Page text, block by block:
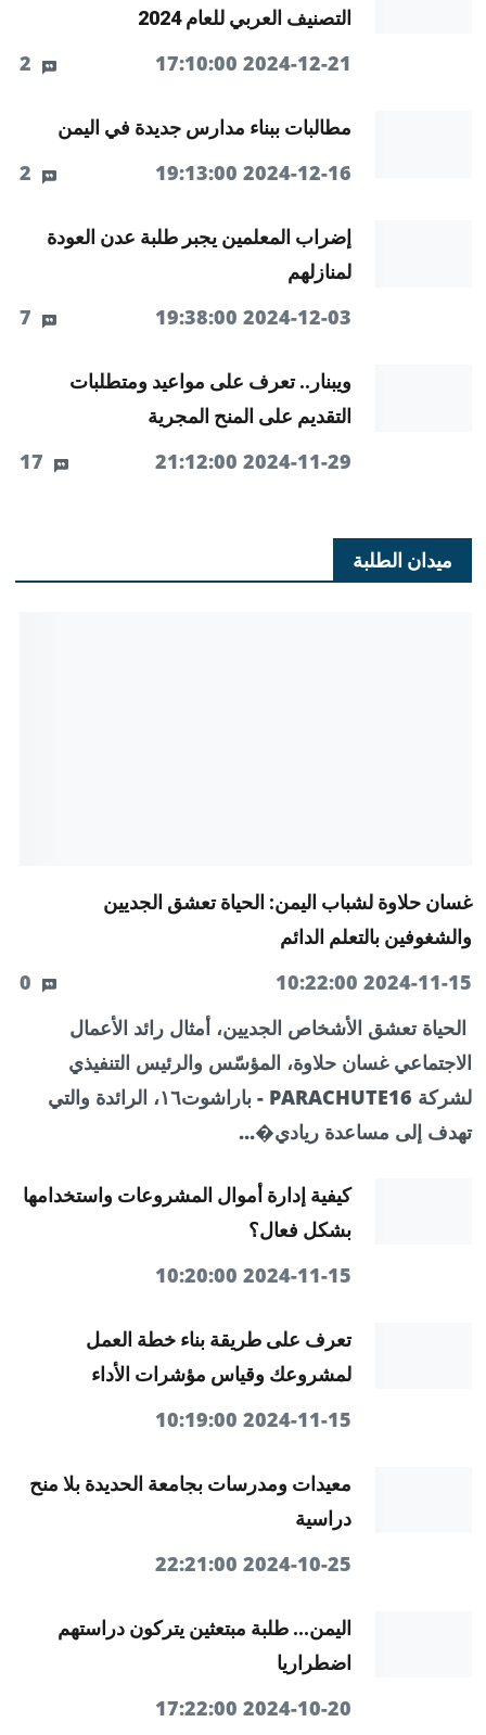
التصنيف العربي للعام 2024
2024-12-21 17:10:00
مطالبات ببناء مدارس جديدة في اليمن
2024-12-16 19:13:00
إضراب المعلمين يجبر طلبة عدن العودة
لمنازلهم
2024-12-03 19:38:00
ويبنار.. تعرف على مواعيد ومتطلبات
التقديم على المنح المجرية
2024-11-29 21:12:00
ميدان الطلبة
غسان حلاوة لشباب اليمن: الحياة تعشق الجديين
والشغوفين بالتعلم الدائم
2024-11-15 10:22:00
الحياة تعشق الأشخاص الجديين، أمثال رائد الأعمال
الاجتماعي غسان حلاوة، المؤسّس والرئيس التنفيذي
لشركة PARACHUTE16 - باراشوت١٦، الرائدة والتي
تهدف إلى مساعدة ريادي�...
كيفية إدارة أموال المشروعات واستخدامها
بشكل فعال؟
2024-11-15 10:20:00
تعرف على طريقة بناء خطة العمل
لمشروعك وقياس مؤشرات الأداء
2024-11-15 10:19:00
معيدات ومدرسات بجامعة الحديدة بلا منح
دراسية
2024-10-25 22:21:00
اليمن... طلبة مبتعثين يتركون دراستهم
اضطراريا
2024-10-20 17:22:00